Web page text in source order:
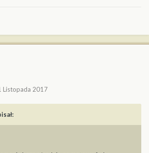
Listopada 2017